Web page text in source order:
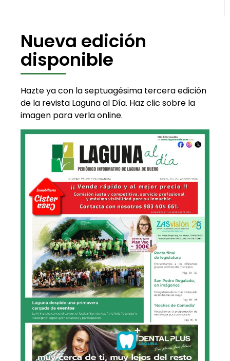
Nueva edición
disponible
Hazte ya con la septuagésima tercera edición
de la revista Laguna al Día. Haz clic sobre la
imagen para verla online.